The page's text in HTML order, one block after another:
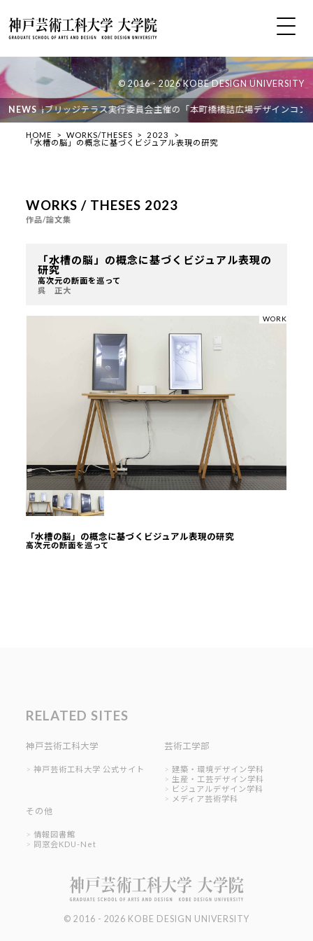
NEWS
之島ブリッジテラス実行委員会主催の「本町橋橋詰広場デザインコン
© 2016 - 2026 KOBE DESIGN UNIVERSITY
HOME WORKS/THESES
2023
「水槽の脳」の概念に基づくビジュアル表現の研究
WORKS / THESES 2023
作品/論文集
「水槽の脳」の概念に基づくビジュアル表現の
研究
高次元の断面を巡って
呉 正大
WORK
「水槽の脳」の概念に基づくビジュアル表現の研究
高次元の断面を巡って
RELATED SITES
神戸芸術工科大学
神戸芸術工科大学 公式サイト
芸術工学部
建築・環境デザイン学科
生産・工芸デザイン学科
ビジュアルデザイン学科
メディア芸術学科
その他
情報図書館
同窓会KDU-Net
© 2016 - 2026 KOBE DESIGN UNIVERSITY